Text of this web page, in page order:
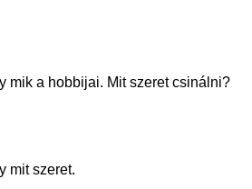
mik a hobbijai. Mit szeret csinálni?
mit szeret.